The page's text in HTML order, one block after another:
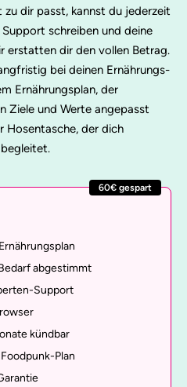
dir passt, kannst du jederzeit
schreiben und deine
erstatten dir den vollen Betrag.
bei deinen Ernährungs-
Ernährungsplan, der
Ziele und Werte angepasst
Hosentasche, der dich
abgestimmt
Support
kündbar
Plan
60€ gespart